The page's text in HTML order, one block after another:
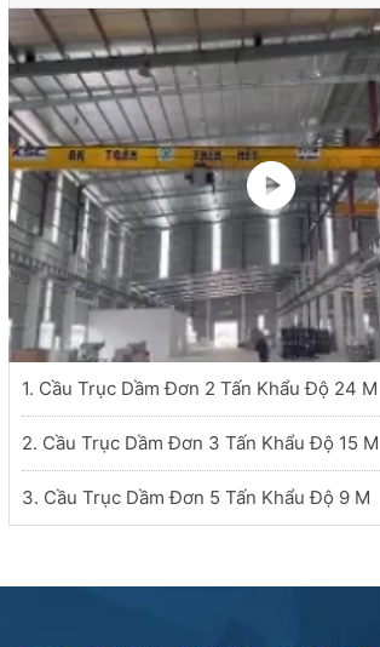
1. Cầu Trục Dầm Đơn 2 Tấn Khẩu Độ 24 M
2. Cầu Trục Dầm Đơn 3 Tấn Khẩu Độ 15 M
3. Cầu Trục Dầm Đơn 5 Tấn Khẩu Độ 9 M